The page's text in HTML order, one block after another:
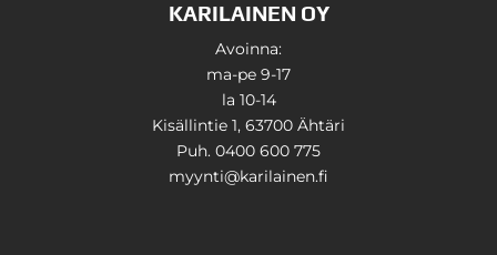
KARILAINEN OY
Avoinna:
ma-pe 9-17
la 10-14
Kisällintie 1, 63700 Ähtäri
Puh. 0400 600 775
myynti@karilainen.fi